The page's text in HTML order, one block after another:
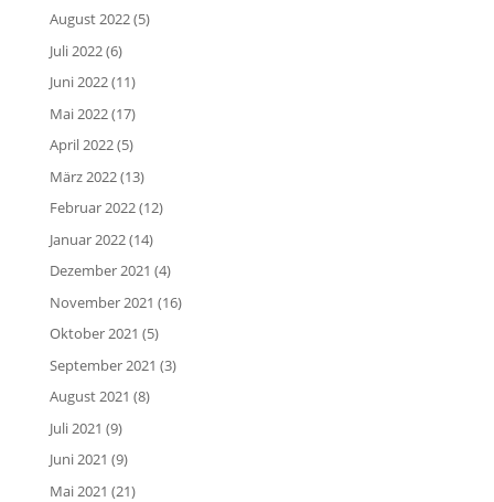
August 2022(5)
Juli 2022(6)
Juni 2022(11)
Mai 2022(17)
April 2022(5)
März 2022(13)
Februar 2022(12)
Januar 2022(14)
Dezember 2021 (4)
November 2021 (16)
Oktober 2021 (5)
September 2021 (3)
August 2021 (8)
Juli 2021 (9)
Juni 2021 (9)
Mai 2021 (21)